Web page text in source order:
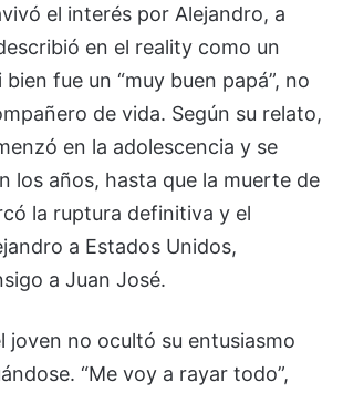
el interés por Alejandro, a
en el reality como un
fue un “muy buen papá”, no
de vida. Según su relato,
en la adolescencia y se
los años, hasta que la muerte de
la ruptura definitiva y el
a Estados Unidos,
a Juan José.
joven no ocultó su entusiasmo
“Me voy a rayar todo”,